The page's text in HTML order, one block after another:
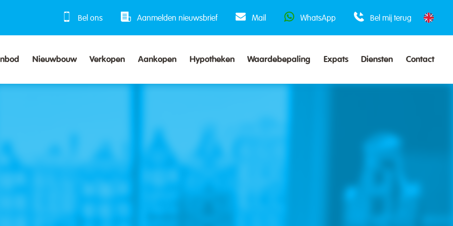
Bel ons Aanmelden nieuwsbrief Mail WhatsApp Bel mij terug
Nieuwbouw Verkopen Aankopen Hypotheken Waardebepaling Expats Diensten Contact